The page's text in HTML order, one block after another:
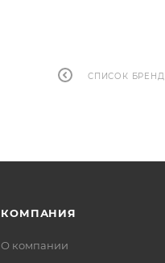
СПИСОК
КОМПАНИЯ
О компании